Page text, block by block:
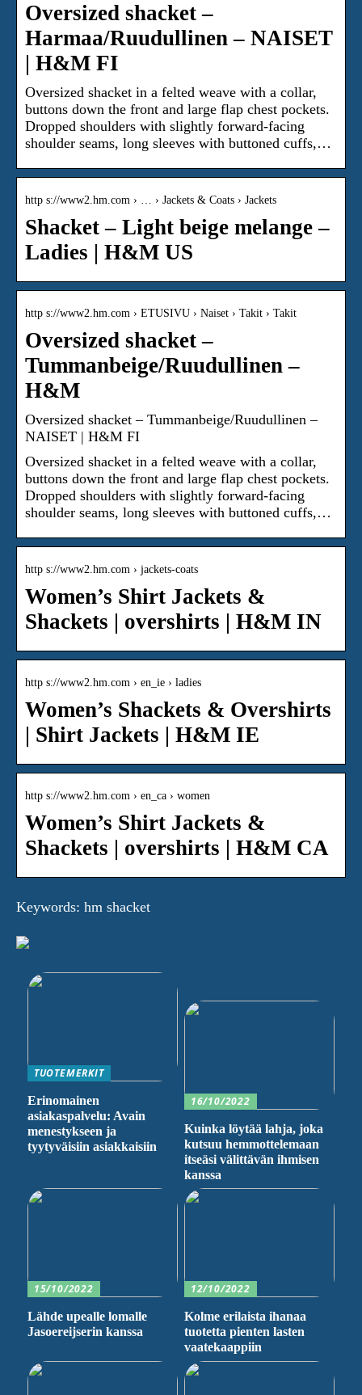
Oversized shacket –
Harmaa/Ruudullinen – NAISET
| H&M FI
Oversized shacket in a felted weave with a collar,
buttons down the front and large flap chest pockets.
Dropped shoulders with slightly forward-facing
shoulder seams, long sleeves with buttoned cuffs,…
http s://www2.hm.com › … › Jackets & Coats › Jackets
Shacket – Light beige melange –
Ladies | H&M US
http s://www2.hm.com › ETUSIVU › Naiset › Takit › Takit
Oversized shacket –
Tummanbeige/Ruudullinen –
H&M
Oversized shacket – Tummanbeige/Ruudullinen –
NAISET | H&M FI
Oversized shacket in a felted weave with a collar,
buttons down the front and large flap chest pockets.
Dropped shoulders with slightly forward-facing
shoulder seams, long sleeves with buttoned cuffs,…
http s://www2.hm.com › jackets-coats
Women’s Shirt Jackets &
Shackets | overshirts | H&M IN
http s://www2.hm.com › en_ie › ladies
Women’s Shackets & Overshirts
| Shirt Jackets | H&M IE
http s://www2.hm.com › en_ca › women
Women’s Shirt Jackets &
Shackets | overshirts | H&M CA
Keywords: hm shacket
TUOTEMERKIT
Erinomainen
asiakaspalvelu: Avain
menestykseen ja
tyytyväisiin asiakkaisiin
16/10/2022
Kuinka löytää lahja, joka
kutsuu hemmottelemaan
itseäsi välittävän ihmisen
kanssa
15/10/2022
Lähde upealle lomalle
Jasoereijserin kanssa
12/10/2022
Kolme erilaista ihanaa
tuotetta pienten lasten
vaatekaappiin